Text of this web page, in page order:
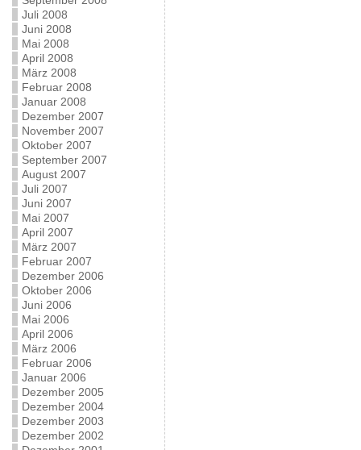
Juli 2008
Juni 2008
Mai 2008
April 2008
März 2008
Februar 2008
Januar 2008
Dezember 2007
November 2007
Oktober 2007
September 2007
August 2007
Juli 2007
Juni 2007
Mai 2007
April 2007
März 2007
Februar 2007
Dezember 2006
Oktober 2006
Juni 2006
Mai 2006
April 2006
März 2006
Februar 2006
Januar 2006
Dezember 2005
Dezember 2004
Dezember 2003
Dezember 2002